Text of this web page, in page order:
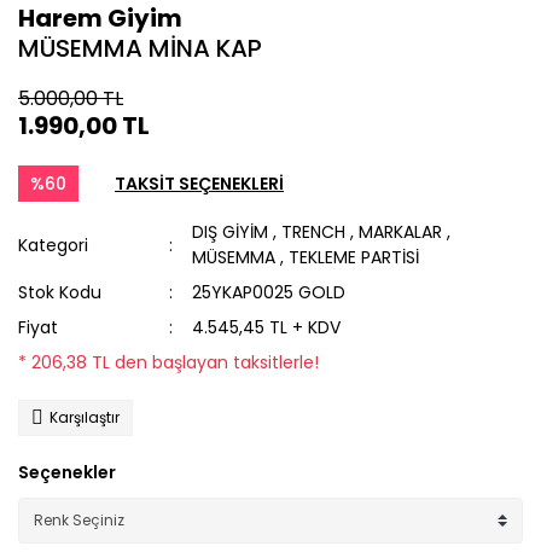
Harem Giyim
MÜSEMMA MİNA KAP
5.000,00 TL
1.990,00 TL
%60 TAKSİT SEÇENEKLERİ
Kategori
DIŞ GİYİM , TRENCH ,MARKALAR ,
MÜSEMMA, TEKLEME PARTİSİ
Stok Kodu
25YKAP0025 GOLD
Fiyat
4.545,45 TL + KDV
* 206,38 TL den başlayan taksitlerle!
Karşılaştır
Seçenekler